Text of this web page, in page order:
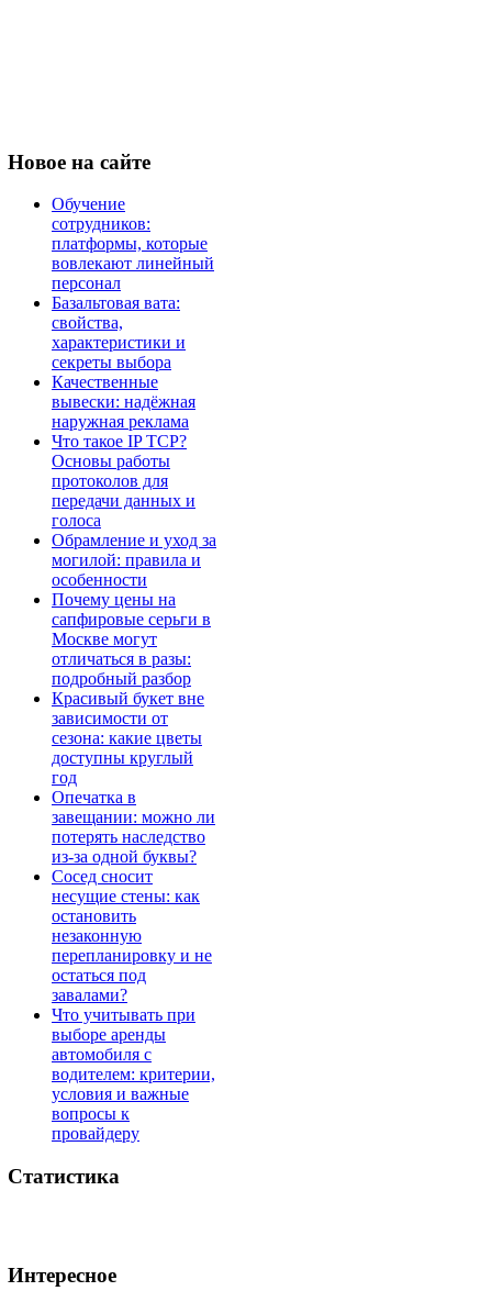
Новое на сайте
Обучение
сотрудников:
платформы, которые
вовлекают линейный
персонал
Базальтовая вата:
свойства,
характеристики и
секреты выбора
Качественные
вывески: надёжная
наружная реклама
Что такое IP TCP?
Основы работы
протоколов для
передачи данных и
голоса
Обрамление и уход за
могилой: правила и
особенности
Почему цены на
сапфировые серьги в
Москве могут
отличаться в разы:
подробный разбор
Красивый букет вне
зависимости от
сезона: какие цветы
доступны круглый
год
Опечатка в
завещании: можно ли
потерять наследство
из-за одной буквы?
Сосед сносит
несущие стены: как
остановить
незаконную
перепланировку и не
остаться под
завалами?
Что учитывать при
выборе аренды
автомобиля с
водителем: критерии,
условия и важные
вопросы к
провайдеру
Статистика
Интересное